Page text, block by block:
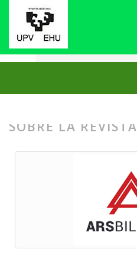
SOBRE LA REVISTA